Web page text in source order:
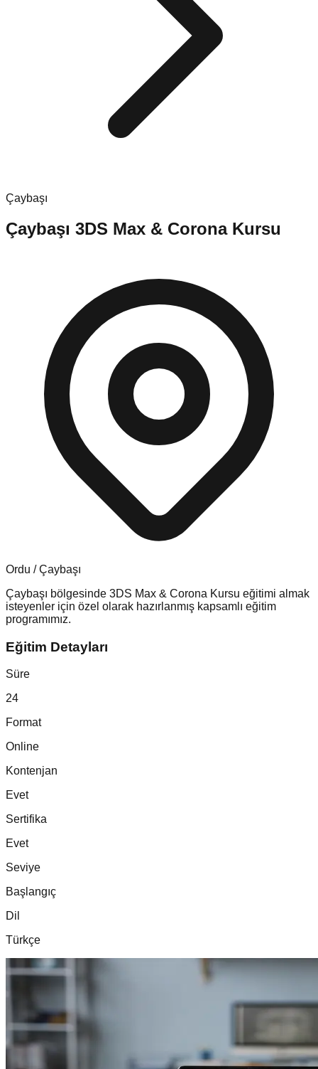
Çaybaşı
Çaybaşı 3DS Max & Corona Kursu
Ordu /Çaybaşı
Çaybaşı bölgesinde 3DS Max & Corona Kursu eğitimi almak
isteyenler için özel olarak hazırlanmış kapsamlı eğitim
programımız.
Eğitim Detayları
Süre
24
Format
Online
Kontenjan
Evet
Sertifika
Evet
Seviye
Başlangıç
Dil
Türkçe